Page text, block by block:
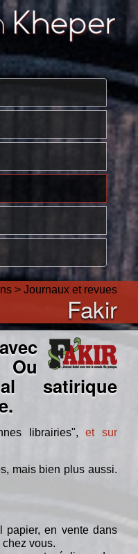
> Journaux et revues
Fakir
satirique
librairies",et sur
mais bien plus aussi.
papier, en vente dans
vous.